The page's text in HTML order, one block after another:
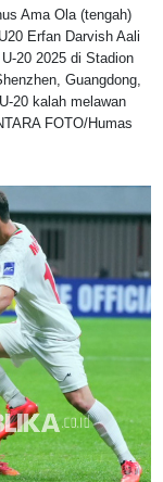
Ama Ola (tengah)
Erfan Darvish Aali
20 2025 di Stadion
Guangdong,
20 kalah melawan
FOTO/Humas